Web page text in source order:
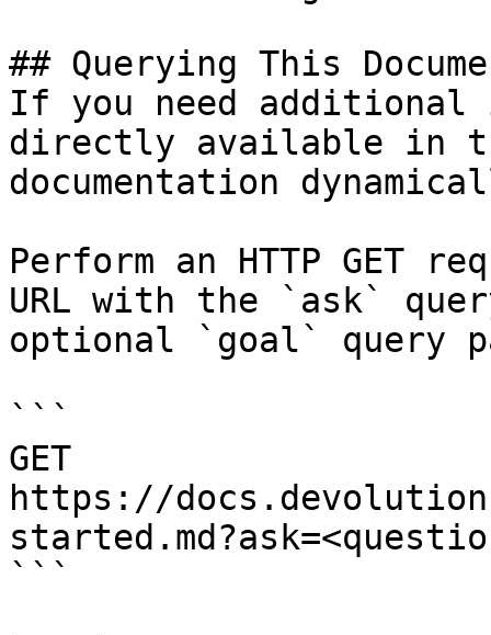
## Querying This
If you need
directly available in
documentation
Perform an HTTP GET
URL with the `ask`
optional `goal` query
```
GET
https://
```